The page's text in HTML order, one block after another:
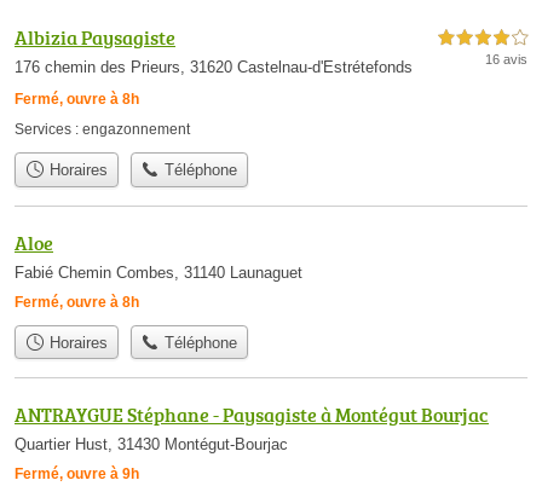
Albizia Paysagiste
176 chemin des Prieurs, 31620 Castelnau-d'Estrétefonds
Fermé, ouvre à 8h
4,0 étoiles sur 5
16 avis
Services : engazonnement
Horaires Téléphone
Aloe
Fabié Chemin Combes, 31140 Launaguet
Fermé, ouvre à 8h
Horaires Téléphone
ANTRAYGUE Stéphane - Paysagiste à Montégut Bourjac
Quartier Hust, 31430 Montégut-Bourjac
Fermé, ouvre à 9h